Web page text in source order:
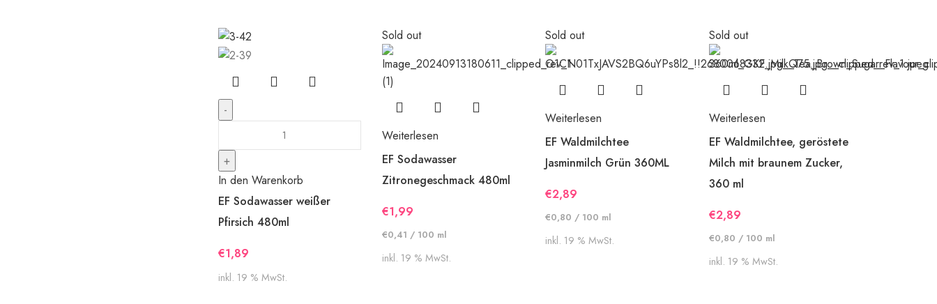
In den Warenkorb
EF Sodawasser weißer
Pfirsich 480ml
€1,89
inkl. 19 % MwSt.
Sold out
Weiterlesen
EF Sodawasser
Zitronegeschmack 480ml
€1,99
€0,41 / 100 ml
inkl. 19 % MwSt.
Sold out
Weiterlesen
EF Waldmilchtee
Jasminmilch Grün 360ML
€2,89
€0,80 / 100 ml
inkl. 19 % MwSt.
Sold out
Weiterlesen
EF Waldmilchtee, geröstete
Milch mit braunem Zucker,
360 ml
€2,89
€0,80 / 100 ml
inkl. 19 % MwSt.